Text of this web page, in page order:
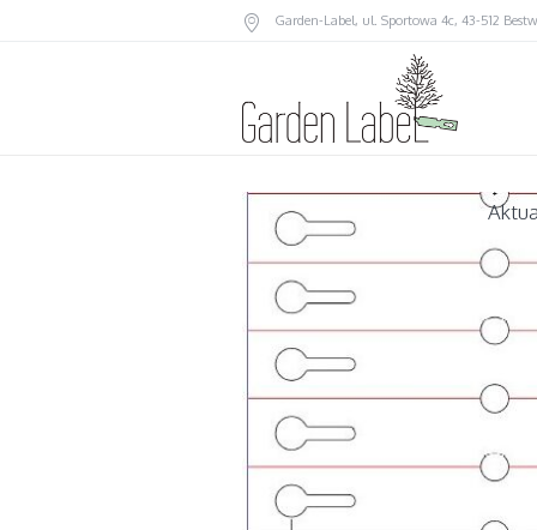
Garden-Label, ul. Sportowa 4c, 43-512